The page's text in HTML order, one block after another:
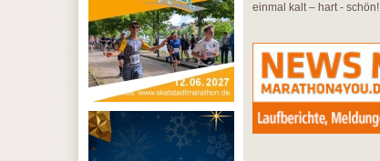
einmal kalt – hart - schön!